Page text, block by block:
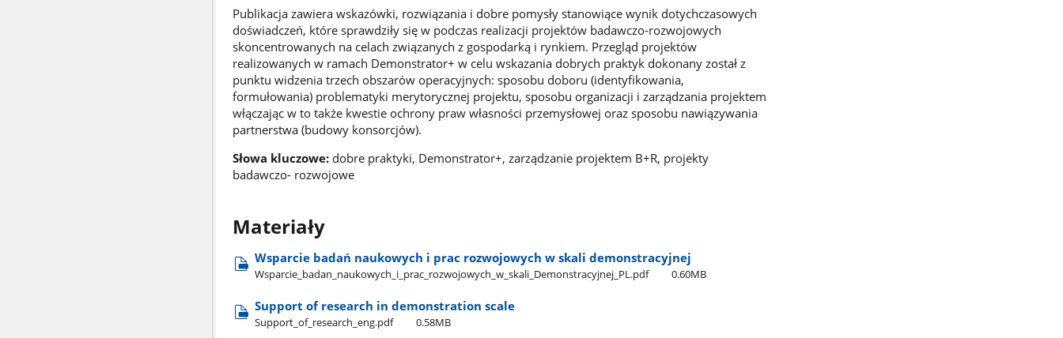
Publikacja zawiera wskazówki, rozwiązania i dobre pomysły stanowiące wynik dotychczasowych
doświadczeń, które sprawdziły się w podczas realizacji projektów badawczo-rozwojowych
skoncentrowanych na celach związanych z gospodarką i rynkiem. Przegląd projektów
realizowanych w ramach Demonstrator+ w celu wskazania dobrych praktyk dokonany został z
punktu widzenia trzech obszarów operacyjnych: sposobu doboru (identyfikowania,
formułowania) problematyki merytorycznej projektu, sposobu organizacji i zarządzania projektem
włączając w to także kwestie ochrony praw własności przemysłowej oraz sposobu nawiązywania
partnerstwa (budowy konsorcjów).
Słowa kluczowe:dobre praktyki, Demonstrator+, zarządzanie projektem B+R, projekty
badawczo- rozwojowe
Materiały
Wsparcie badań naukowych i prac rozwojowych w skali demonstracyjnej
Wsparcie​_badan​_naukowych​_i​_prac​_rozwojowych​_w​_skali​_Demonstracyjnej​_PL.pdf 0.60MB
Support of research in demonstration scale
Support​_of​_research​_eng.pdf 0.58MB